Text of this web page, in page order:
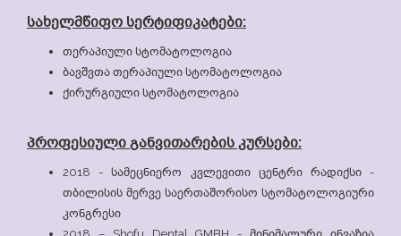
სახელმწიფო სერტიფიკატები:
თერაპიული სტომატოლოგია
ბავშვთა თერაპიული სტომატოლოგია
ქირურგიული სტომატოლოგია
პროფესიული განვითარების კურსები:
2018 - სამეცნიერო კვლევითი ცენტრი რადიქსი -
თბილისის მერვე საერთაშორისო სტომატოლოგიური
კონგრესი